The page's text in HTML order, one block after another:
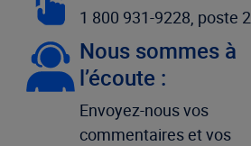
1 800 931-9228, poste 2
Nous sommes à
l’écoute :
Envoyez-nous vos
commentaires et vos